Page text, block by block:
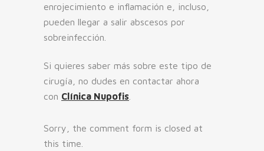
enrojecimiento e inflamación e, incluso,
pueden llegar a salir abscesos por
sobreinfección.
Si quieres saber más sobre este tipo de
cirugía, no dudes en contactar ahora
con Clínica Nupofis
Sorry, the comment form is closed at
this time.